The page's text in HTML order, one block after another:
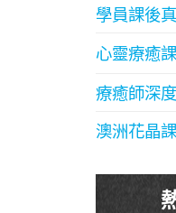
學員課後
心靈療癒
療癒師深
澳洲花晶